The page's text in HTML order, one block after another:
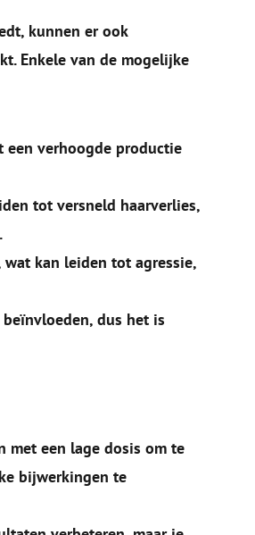
kunnen er ook
Enkele van de mogelijke
verhoogde productie
tot versneld haarverlies,
kan leiden tot agressie,
dus het is
met een lage dosis om te
bijwerkingen te